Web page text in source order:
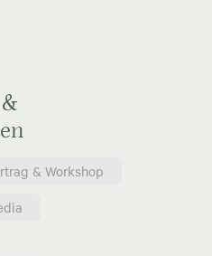
& Workshop